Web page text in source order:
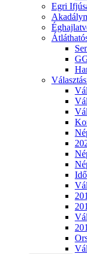
Egri